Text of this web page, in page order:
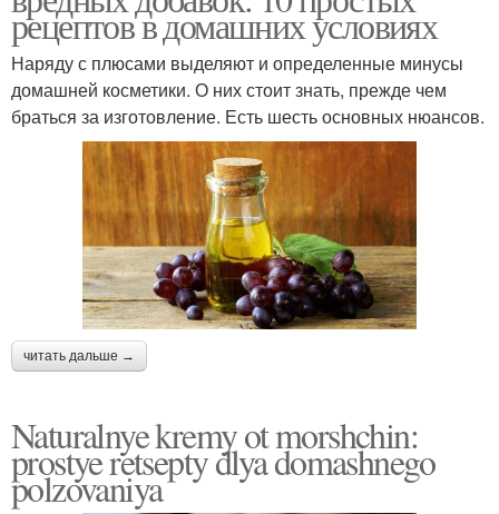
рецептов в домашних условиях
Наряду с плюсами выделяют и определенные минусы
домашней косметики. О них стоит знать, прежде чем
браться за изготовление. Есть шесть основных нюансов.
читать дальше →
Naturalnye kremy ot morshchin:
prostye retsepty dlya domashnego
polzovaniya